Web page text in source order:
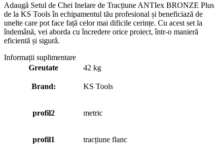
Adaugă Setul de Chei Inelare de Tracțiune ANTIex BRONZE Plus
de la KS Tools în echipamentul tău profesional și beneficiază de
unelte care pot face față celor mai dificile cerințe. Cu acest set la
îndemână, vei aborda cu încredere orice proiect, într-o manieră
eficientă și sigură.
Informații suplimentare
Greutate
42 kg
Brand: KS Tools
profil2 metric
profil1 tracțiune flanc